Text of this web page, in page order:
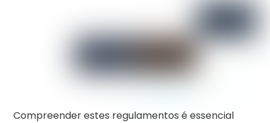
Compreender estes regulamentos é essencial